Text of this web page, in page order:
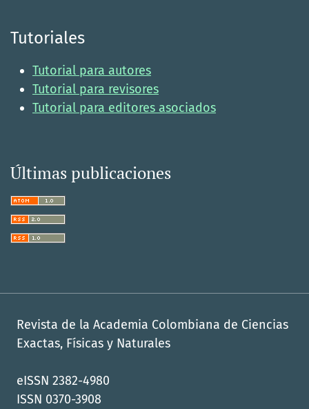
Tutoriales
Tutorial para autores
Tutorial para revisores
Tutorial para editores asociados
Últimas publicaciones
Revista de la Academia Colombiana de Ciencias
Exactas, Físicas y Naturales
eISSN 2382-4980
ISSN 0370-3908